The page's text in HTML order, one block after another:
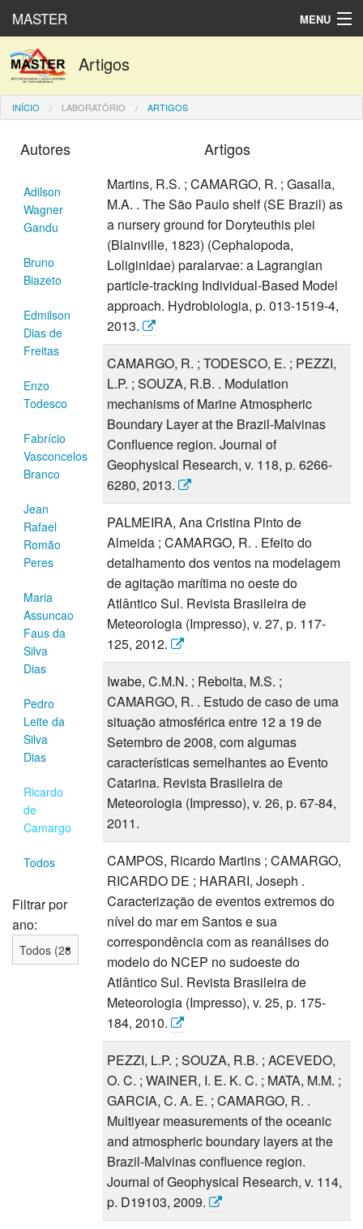
MASTER MENU
Produtos numéricos
Laboratório
Español
Artigos
INÍCIO LABORATÓRIO ARTIGOS
Autores
Adilson
Wagner
Gandu
Bruno
Biazeto
Edmilson
Dias de
Freitas
Enzo
Todesco
Fabrício
Vasconcelos
Branco
Jean
Rafael
Romão
Peres
Maria
Assuncao
Faus da
Silva
Dias
Pedro
Leite da
Silva
Dias
Ricardo
de
Camargo
Todos
Filtrar por
ano:
Artigos
Martins, R.S. ; CAMARGO, R. ; Gasalla,
M.A. . The São Paulo shelf (SE Brazil) as
a nursery ground for Doryteuthis plei
(Blainville, 1823) (Cephalopoda,
Loliginidae) paralarvae: a Lagrangian
particle-tracking Individual-Based Model
approach. Hydrobiologia, p. 013-1519-4,
2013.
CAMARGO, R. ; TODESCO, E. ; PEZZI,
L.P. ; SOUZA, R.B. . Modulation
mechanisms of Marine Atmospheric
Boundary Layer at the Brazil-Malvinas
Confluence region. Journal of
Geophysical Research, v. 118, p. 6266-
6280, 2013.
PALMEIRA, Ana Cristina Pinto de
Almeida ; CAMARGO, R. . Efeito do
detalhamento dos ventos na modelagem
de agitação marítima no oeste do
Atlântico Sul. Revista Brasileira de
Meteorologia (Impresso), v. 27, p. 117-
125, 2012.
Iwabe, C.M.N. ; Reboita, M.S. ;
CAMARGO, R. . Estudo de caso de uma
situação atmosférica entre 12 a 19 de
Setembro de 2008, com algumas
características semelhantes ao Evento
Catarina. Revista Brasileira de
Meteorologia (Impresso), v. 26, p. 67-84,
2011.
CAMPOS, Ricardo Martins ; CAMARGO,
RICARDO DE ; HARARI, Joseph .
Caracterização de eventos extremos do
nível do mar em Santos e sua
correspondência com as reanálises do
modelo do NCEP no sudoeste do
Atlântico Sul. Revista Brasileira de
Meteorologia (Impresso), v. 25, p. 175-
184, 2010.
PEZZI, L.P. ; SOUZA, R.B. ; ACEVEDO,
O. C. ; WAINER, I. E. K. C. ; MATA, M.M. ;
GARCIA, C. A. E. ; CAMARGO, R. .
Multiyear measurements of the oceanic
and atmospheric boundary layers at the
Brazil-Malvinas confluence region.
Journal of Geophysical Research, v. 114,
p. D19103, 2009.